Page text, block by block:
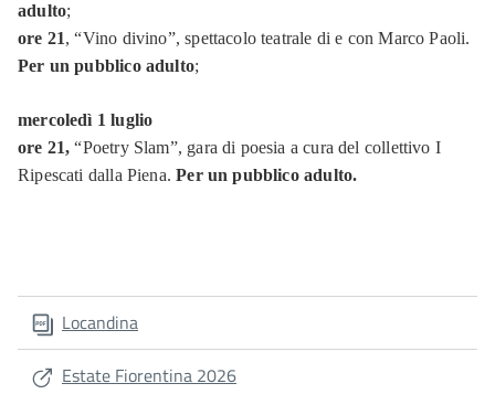
adulto;
ore 21, “Vino divino”, spettacolo teatrale di e con Marco Paoli.
Per un pubblico adulto;
mercoledì 1 luglio
ore 21,“Poetry Slam”, gara di poesia a cura del collettivo I
Ripescati dalla Piena.Per un pubblico adulto.
Locandina
Estate Fiorentina 2026